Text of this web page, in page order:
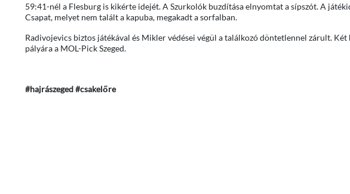
59:41-nél a Flesburg is kikérte idejét. A Szurkolók buzdítása elnyomtat a sípszót. A
Csapat, melyet nem talált a kapuba, megakadt a sorfalban.
Radivojevics biztos játékával és Mikler védései végül a találkozó döntetlennel zárult.
pályára a MOL-Pick Szeged.
#hajrászeged #csakelőre